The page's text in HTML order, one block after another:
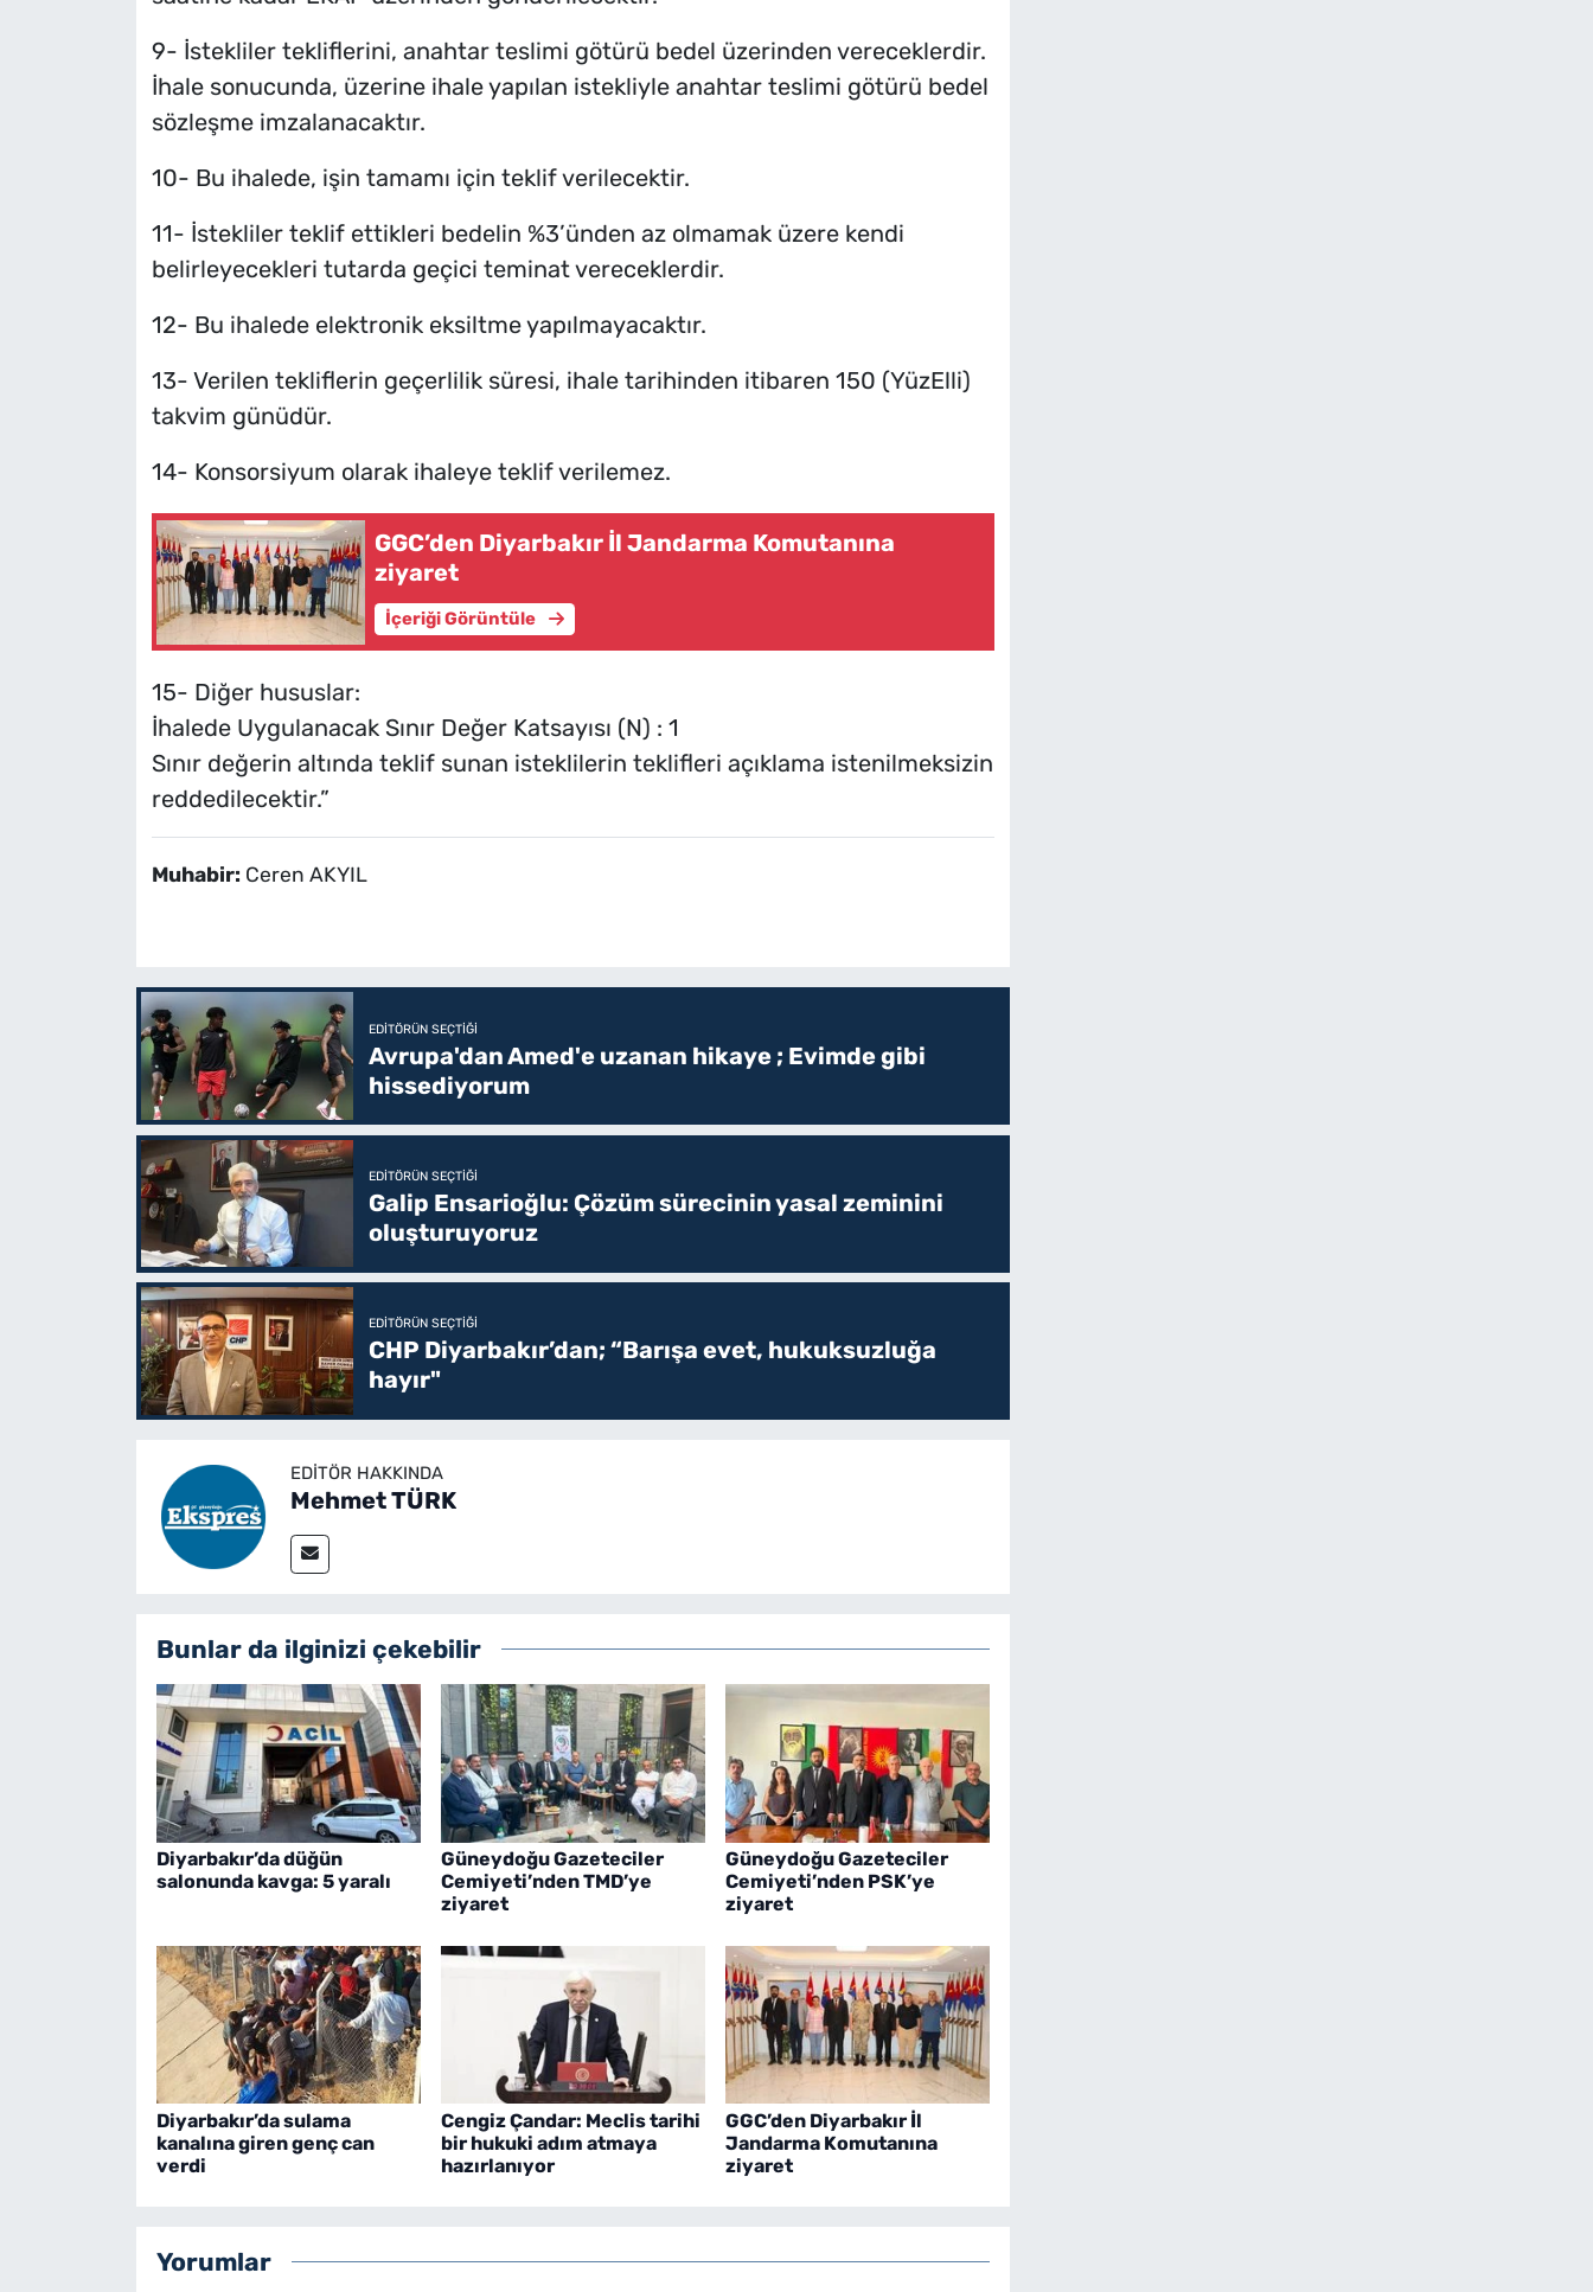
9- İstekliler tekliflerini, anahtar teslimi götürü bedel üzerinden vereceklerdir.
İhale sonucunda, üzerine ihale yapılan istekliyle anahtar teslimi götürü bedel
sözleşme imzalanacaktır.
10- Bu ihalede, işin tamamı için teklif verilecektir.
11- İstekliler teklif ettikleri bedelin %3’ünden az olmamak üzere kendi
belirleyecekleri tutarda geçici teminat vereceklerdir.
12- Bu ihalede elektronik eksiltme yapılmayacaktır.
13- Verilen tekliflerin geçerlilik süresi, ihale tarihinden itibaren 150 (YüzElli)
takvim günüdür.
14- Konsorsiyum olarak ihaleye teklif verilemez.
GGC’den Diyarbakır İl Jandarma Komutanına
ziyaret
İçeriği Görüntüle
15- Diğer hususlar:
İhalede Uygulanacak Sınır Değer Katsayısı (N) : 1
Sınır değerin altında teklif sunan isteklilerin teklifleri açıklama istenilmeksizin
reddedilecektir.”
Muhabir: Ceren AKYIL
EDITÖRÜN SEÇTIĞI
Avrupa'dan Amed'e uzanan hikaye ; Evimde gibi
hissediyorum
EDITÖRÜN SEÇTIĞI
Galip Ensarioğlu: Çözüm sürecinin yasal zeminini
oluşturuyoruz
EDITÖRÜN SEÇTIĞI
CHP Diyarbakır’dan; “Barışa evet, hukuksuzluğa
hayır"
EDITÖR HAKKINDA
Mehmet TÜRK
Bunlar da ilginizi çekebilir
Diyarbakır’da düğün
salonunda kavga: 5 yaralı
Güneydoğu Gazeteciler
Cemiyeti’nden TMD’ye
ziyaret
Güneydoğu Gazeteciler
Cemiyeti’nden PSK’ye
ziyaret
Diyarbakır’da sulama
kanalına giren genç can
verdi
Cengiz Çandar: Meclis tarihi
bir hukuki adım atmaya
hazırlanıyor
GGC’den Diyarbakır İl
Jandarma Komutanına
ziyaret
Yorumlar